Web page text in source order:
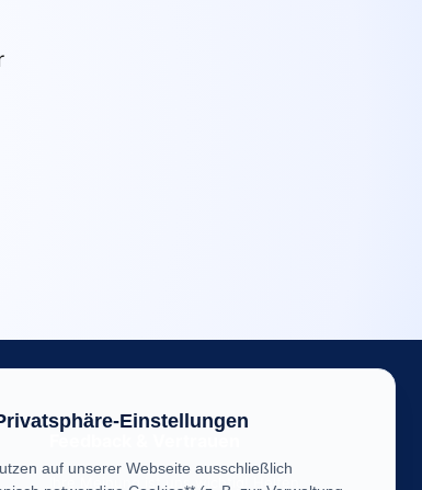
Ihre Meinung ist uns wichtig! Helfen
Einstellungen
auf unserer Webseite ausschließlich